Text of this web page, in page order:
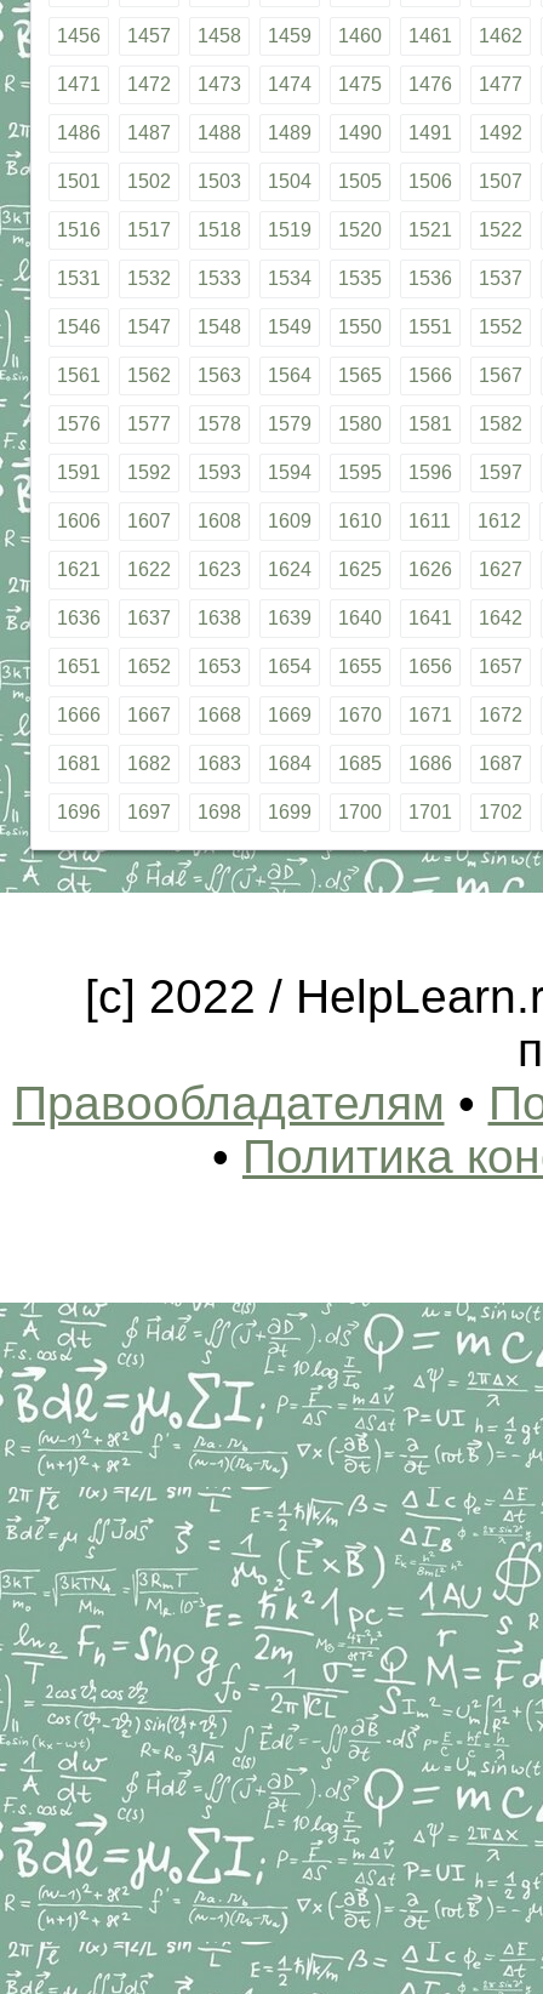
1456 1457 1458 1459 1460 1461 1462
1471 1472 1473 1474 1475 1476 1477
1486 1487 1488 1489 1490 1491 1492
1501 1502 1503 1504 1505 1506 1507
1516 1517 1518 1519 1520 1521 1522
1531 1532 1533 1534 1535 1536 1537
1546 1547 1548 1549 1550 1551 1552
1561 1562 1563 1564 1565 1566 1567
1576 1577 1578 1579 1580 1581 1582
1591 1592 1593 1594 1595 1596 1597
1606 1607 1608 1609 1610 1611 1612
1621 1622 1623 1624 1625 1626 1627
1636 1637 1638 1639 1640 1641 1642
1651 1652 1653 1654 1655 1656 1657
1666 1667 1668 1669 1670 1671 1672
1681 1682 1683 1684 1685 1686 1687
1696 1697 1698 1699 1700 1701 1702
[c] 2022 /
Правообладателям •
• Политика